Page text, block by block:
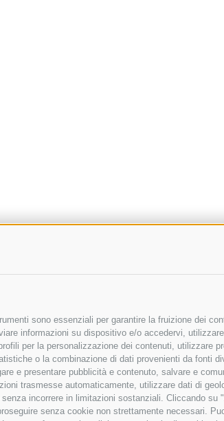
sono essenziali per garantire la fruizione dei
informazioni su dispositivo e/o accedervi,
per la personalizzazione dei contenuti, utilizzare
o la combinazione di dati provenienti da fonti
e presentare pubblicità e contenuto, salvare e
trasmesse automaticamente, utilizzare dati di
incorrere in limitazioni sostanziali. Cliccando
senza cookie non strettamente necessari.